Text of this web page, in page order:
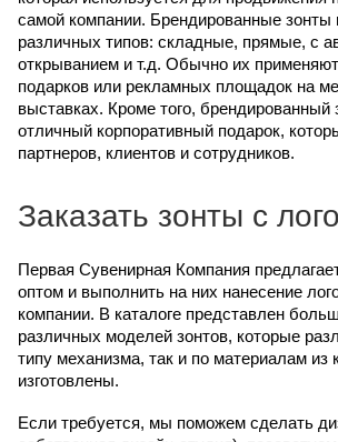
самой компании. Брендированные зонты
различных типов: складные, прямые, с
открыванием и т.д. Обычно их
подарков или рекламных площадок на
выставках. Кроме того, брендированный
отличный корпоративный подарок,
партнеров, клиентов и сотрудников.
Заказать зонты с
Первая Сувенирная Компания
оптом и выполнить на них нанесение
компании. В каталоге представлен
различных моделей зонтов, которые
типу механизма, так и по материалам из
изготовлены.
Если требуется, мы поможем сделать